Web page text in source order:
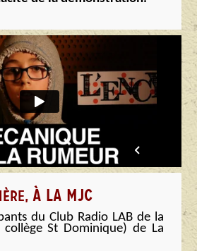
À LA MJC
du Club Radio LAB de la
collège St Dominique) de La